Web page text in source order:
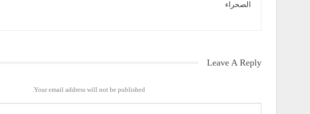
الصحراء
Leave A Reply
Your email address will not be published.